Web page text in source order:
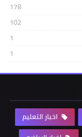
178
102
1
1
اخبار التعليم